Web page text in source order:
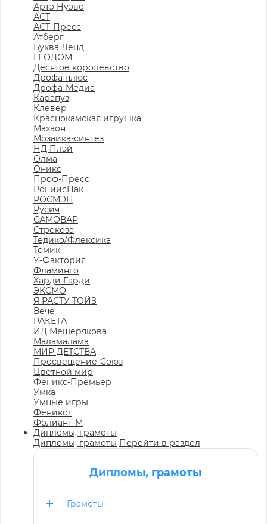
Артэ Нуэво
АСТ
АСТ-Пресс
Атберг
Буква Ленд
ГЕОДОМ
Десятое королевство
Дрофа плюс
Дрофа-Медиа
Карапуз
Клевер
Краснокамская игрушка
Махаон
Мозаика-синтез
НД Плэй
Олма
Оникс
Проф-Пресс
РониисПак
РОСМЭН
Русич
САМОВАР
Стрекоза
Тедико/Флексика
Томик
У-Фактория
Фламинго
Харди Гарди
ЭКСМО
Я РАСТУ ТОЙЗ
Вече
РАКЕТА
ИД Мещерякова
Маламалама
МИР ДЕТСТВА
Просвещение-Союз
Цветной мир
Феникс-Премьер
Умка
Умные игры
Феникс+
Фолиант-М
Дипломы, грамоты
Дипломы, грамоты Перейти в раздел
Дипломы, грамоты
Грамоты